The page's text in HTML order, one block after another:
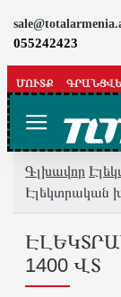
055242423
ՄՈՒՏՔ
Գլխավոր
Էլեկտրական
1400 ՎՏ